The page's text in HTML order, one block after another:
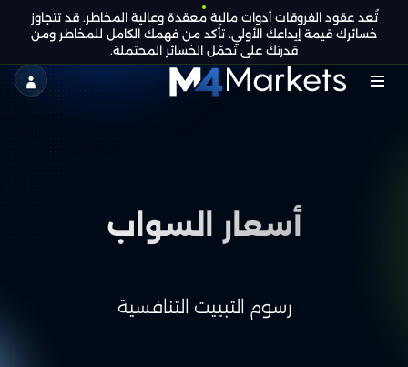
التراخيص الجماعية
AR
كن
شريكًا
تُعد عقود الفروقات أدوات مالية معقدة وعالية المخاطر. قد تتجاوز
خسائرك قيمة إيداعك الأولي. تأكد من فهمك الكامل للمخاطر ومن
قدرتك على تحمّل الخسائر المحتملة.
M4Markets
Regulated
أسعار السواب
رسوم التبييت التنافسية